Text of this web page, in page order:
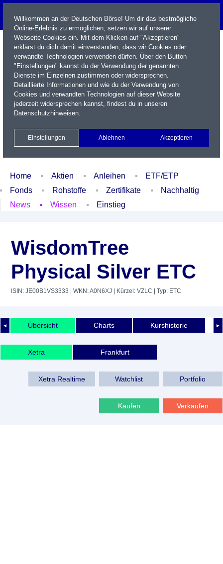
Name / WKN / ISIN / Kürzel
Xetra Realtime
Watchlist Portfolio Login
Home Aktien Anleihen
ETF/ETP
Fonds
Rohstoffe Zertifikate
Nachhaltig
News
Wissen Einstieg
WisdomTree
Physical Silver ETC
ISIN: JE00B1VS3333 | WKN: A0N6XJ | Kürzel: VZLC | Typ: ETC
◄ ►
Übersicht Charts Kurshistorie
Xetra Frankfurt
Xetra Realtime Watchlist Portfolio
Kaufen Verkaufen
Willkommen an der Deutschen Börse! Um dir das bestmögliche
Online-Erlebnis zu ermöglichen, setzen wir auf unserer
Webseite Cookies ein. Mit dem Klicken auf "Akzeptieren"
erklärst du dich damit einverstanden, dass wir Cookies oder
verwandte Technologien verwenden dürfen. Über den Button
"Einstellungen" kannst du der Verwendung der genannten
Dienste im Einzelnen zustimmen oder widersprechen.
Detaillierte Informationen und wie du der Verwendung von
Cookies und verwandten Technologien auf dieser Website
jederzeit widersprechen kannst, findest du in unseren
Datenschutzhinweisen.
Einstellungen Ablehnen Akzeptieren